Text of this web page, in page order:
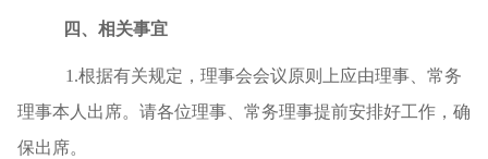
四、 相关事宜
1.根据有关规定，理事会会议原则上应由理事、常务
理事本人出席。请各位理事、常务理事提前安排好工作，确
保出席。